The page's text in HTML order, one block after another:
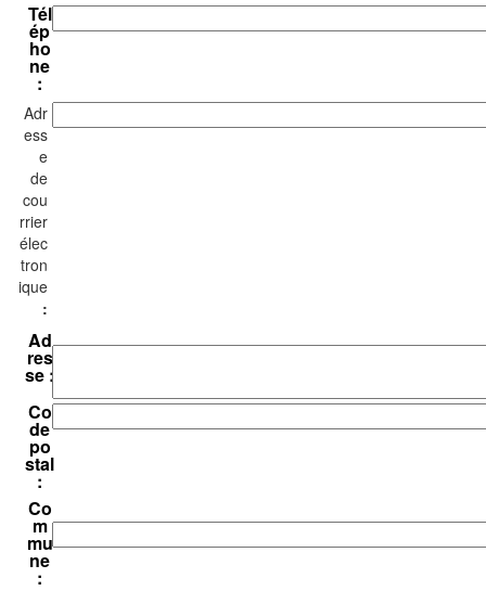
Tél
ép
ho
ne
:
Adr
ess
e
de
cou
rrier
élec
tron
ique
:
Ad
res
se :
Co
de
po
stal
:
Co
m
mu
ne
: